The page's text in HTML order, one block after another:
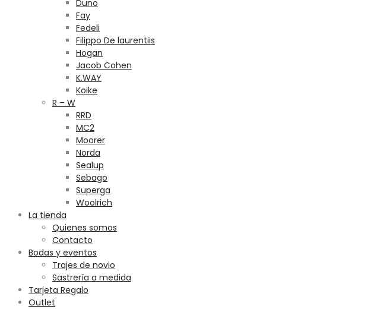
Duno
Fay
Fedeli
Filippo De laurentiis
Hogan
Jacob Cohen
K.WAY
Koike
R – W
RRD
MC2
Moorer
Norda
Sealup
Sebago
Superga
Woolrich
La tienda
Quienes somos
Contacto
Bodas y eventos
Trajes de novio
Sastrería a medida
Tarjeta Regalo
Outlet